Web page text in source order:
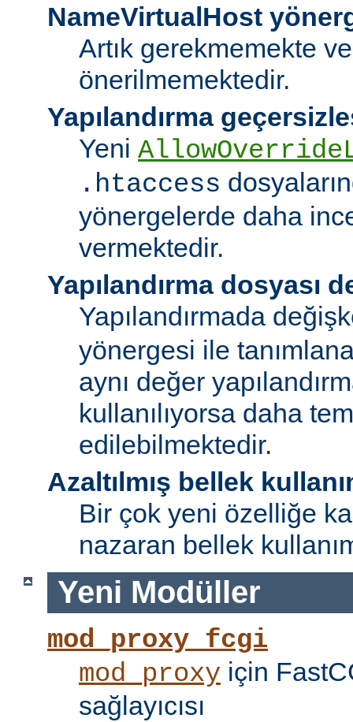
NameVirtualHost
Artık gerekmemekte ve
önerilmemektedir.
Yapılandırma
Yeni
.htaccess
yönergelerde daha
vermektedir.
Yapılandırma dosyası
Yapılandırmada
yönergesi ile
aynı değer
kullanılıyorsa daha
edilebilmektedir.
Azaltılmış bellek
Bir çok yeni özelliğe
nazaran bellek
Yeni Modüller
mod_proxy_fcgi
mod_proxy için
sağlayıcısı